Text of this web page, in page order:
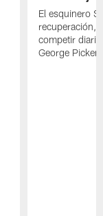
El esquinero
recuperación,
competir
George